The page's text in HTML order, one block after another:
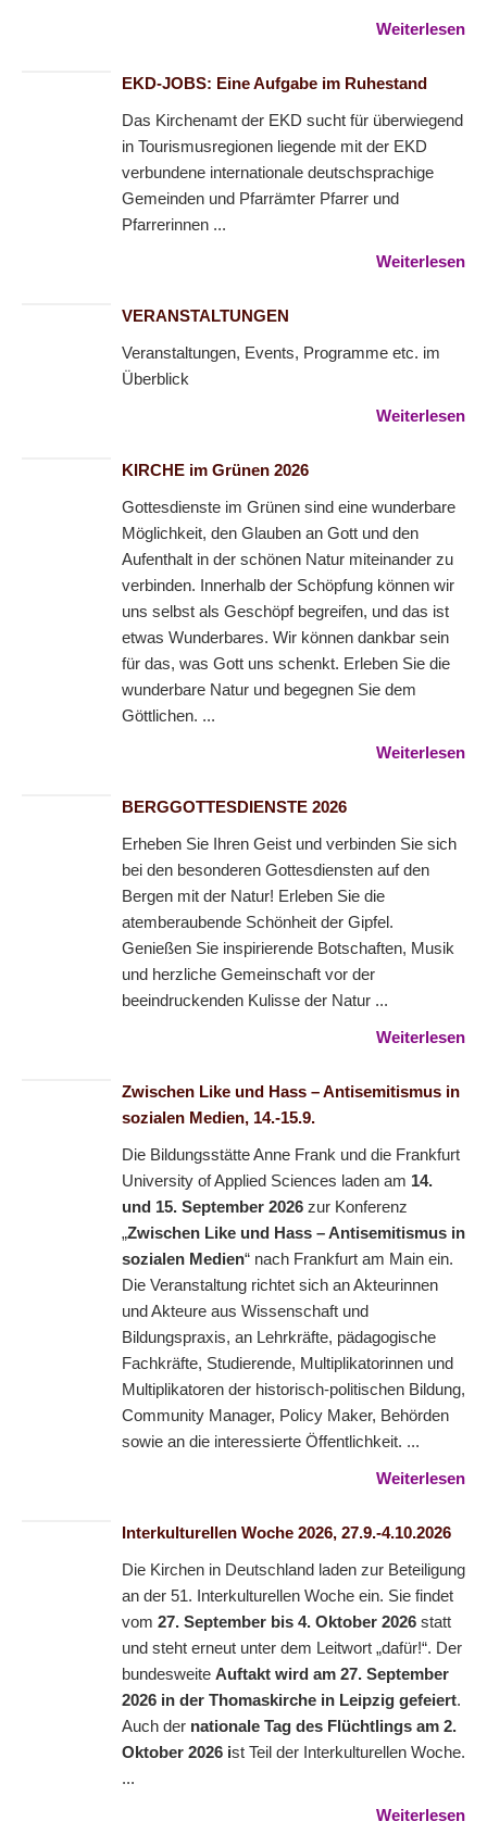
Weiterlesen
EKD-JOBS: Eine Aufgabe im Ruhestand
Das Kirchenamt der EKD sucht für überwiegend
in Tourismusregionen liegende mit der EKD
verbundene internationale deutschsprachige
Gemeinden und Pfarrämter Pfarrer und
Pfarrerinnen ...
Weiterlesen
VERANSTALTUNGEN
Veranstaltungen, Events, Programme etc. im
Überblick
Weiterlesen
KIRCHE im Grünen 2026
Gottesdienste im Grünen sind eine wunderbare
Möglichkeit, den Glauben an Gott und den
Aufenthalt in der schönen Natur miteinander zu
verbinden. Innerhalb der Schöpfung können wir
uns selbst als Geschöpf begreifen, und das ist
etwas Wunderbares. Wir können dankbar sein
für das, was Gott uns schenkt. Erleben Sie die
wunderbare Natur und begegnen Sie dem
Göttlichen. ...
Weiterlesen
BERGGOTTESDIENSTE 2026
Erheben Sie Ihren Geist und verbinden Sie sich
bei den besonderen Gottesdiensten auf den
Bergen mit der Natur! Erleben Sie die
atemberaubende Schönheit der Gipfel.
Genießen Sie inspirierende Botschaften, Musik
und herzliche Gemeinschaft vor der
beeindruckenden Kulisse der Natur ...
Weiterlesen
Zwischen Like und Hass – Antisemitismus in
sozialen Medien, 14.-15.9.
Die Bildungsstätte Anne Frank und die Frankfurt
University of Applied Sciences laden am 14.
und 15. September 2026 zur Konferenz
„Zwischen Like und Hass – Antisemitismus in
sozialen Medien“ nach Frankfurt am Main ein.
Die Veranstaltung richtet sich an Akteurinnen
und Akteure aus Wissenschaft und
Bildungspraxis, an Lehrkräfte, pädagogische
Fachkräfte, Studierende, Multiplikatorinnen und
Multiplikatoren der historisch-politischen Bildung,
Community Manager, Policy Maker, Behörden
sowie an die interessierte Öffentlichkeit. ...
Weiterlesen
Interkulturellen Woche 2026, 27.9.-4.10.2026
Die Kirchen in Deutschland laden zur Beteiligung
an der 51. Interkulturellen Woche ein. Sie findet
vom 27. September bis 4. Oktober 2026 statt
und steht erneut unter dem Leitwort „dafür!“. Der
bundesweite Auftakt wird am 27. September
2026 in der Thomaskirche in Leipzig gefeiert.
Auch der nationale Tag des Flüchtlings am 2.
Oktober 2026 ist Teil der Interkulturellen Woche.
...
Weiterlesen